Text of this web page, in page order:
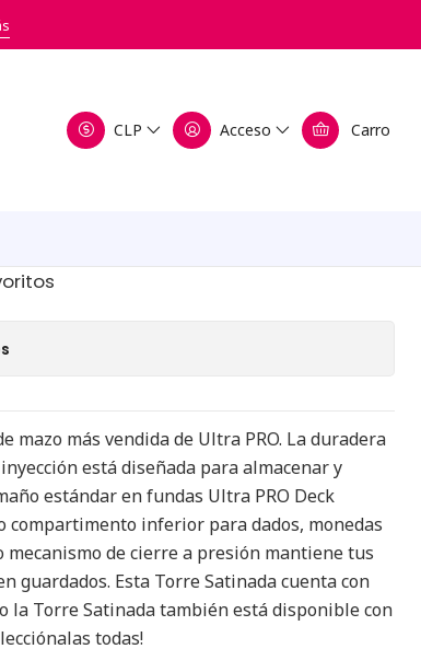
CLP Acceso Carro
Tower Apple Red -
mazo más vendida de Ultra PRO. La duradera
está diseñada para almacenar y
estándar en fundas Ultra PRO Deck
compartimento inferior para dados, monedas
mecanismo de cierre a presión mantiene tus
guardados. Esta Torre Satinada cuenta con
la Torre Satinada también está disponible con
todas!